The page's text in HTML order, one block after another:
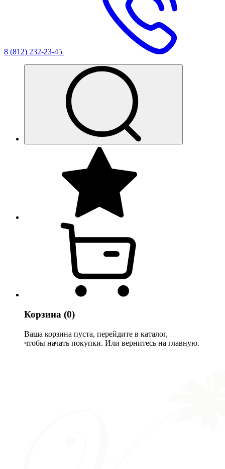
8 (812) 232-23-45
Корзина (0)
Ваша корзина пуста, перейдите в каталог,
чтобы начать покупки. Или вернитесь на главную.